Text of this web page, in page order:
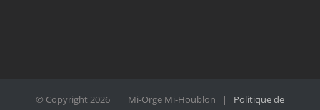
© Copyright2026 | Mi-Orge Mi-Houblon | Politique de